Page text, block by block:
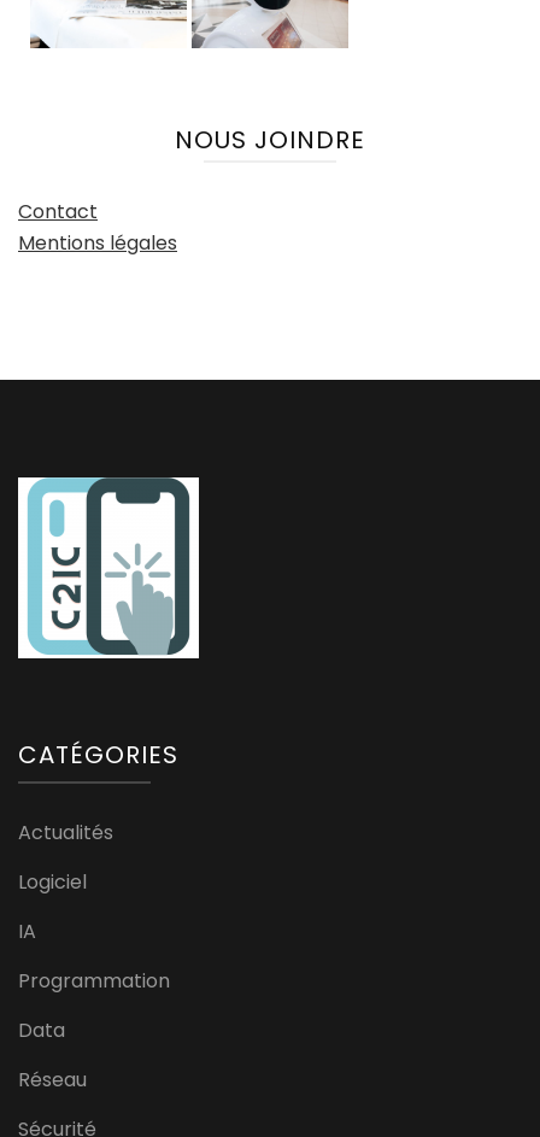
NOUS JOINDRE
Contact
Mentions légales
CATÉGORIES
Actualités
Logiciel
IA
Programmation
Data
Réseau
Sécurité